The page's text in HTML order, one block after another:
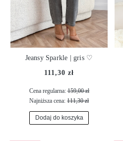
Jeansy Sparkle | gris ♡
111,30 zł
Cena regularna:159,00 zł
Najniższa cena: 111,30 zł
Dodaj do koszyka